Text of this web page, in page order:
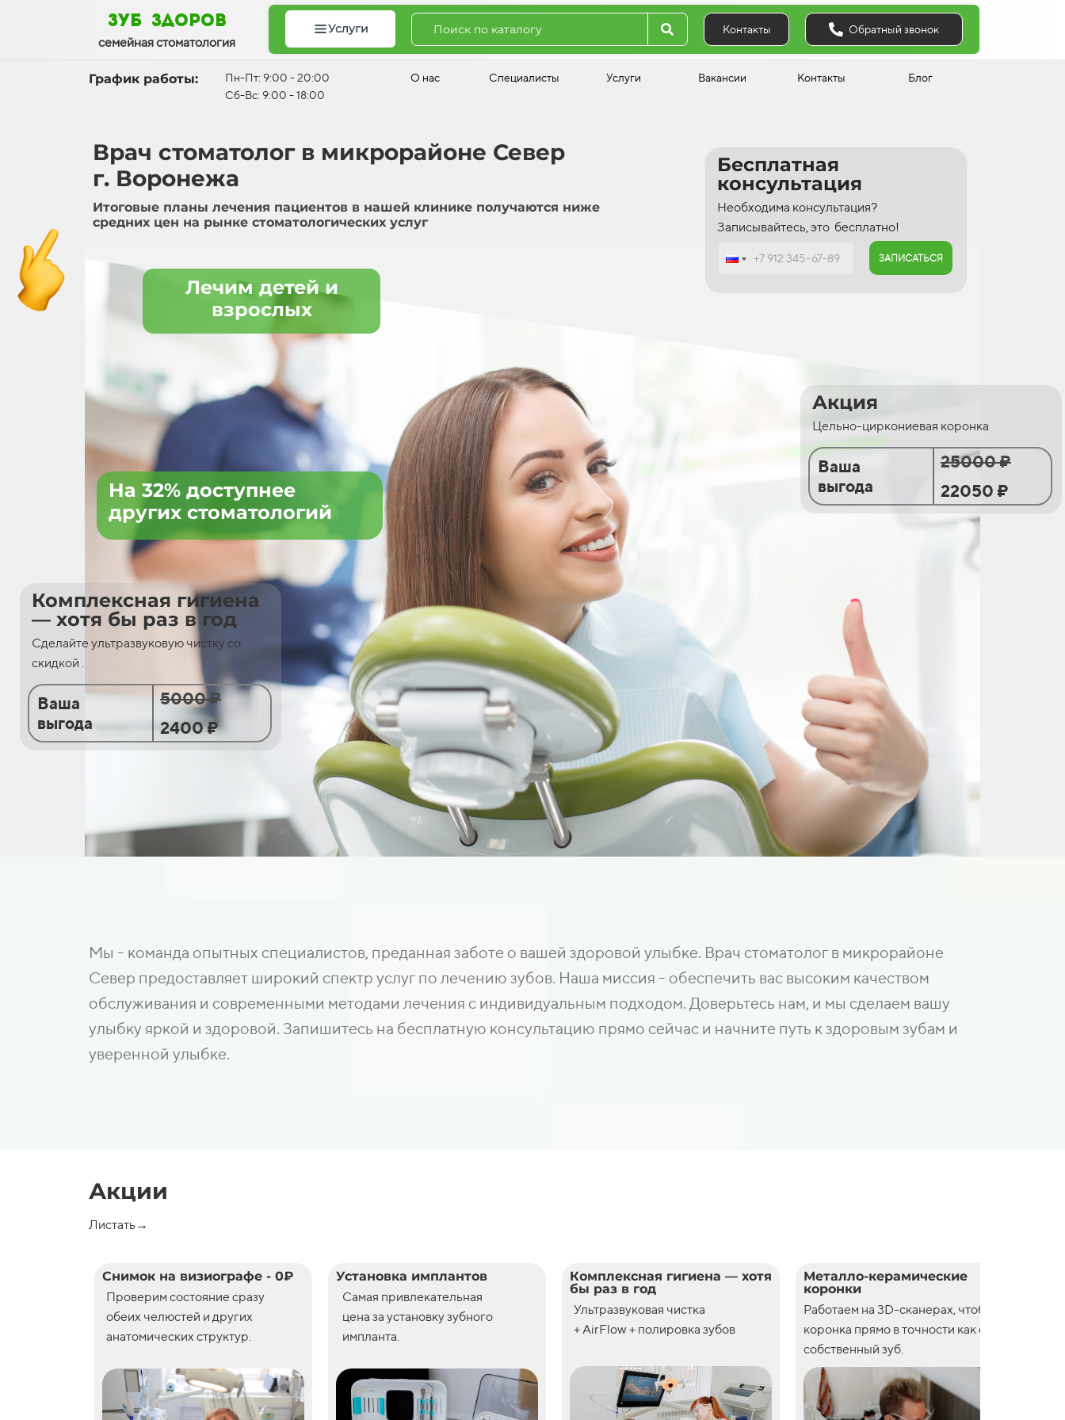
зуб здоров
семейная стоматология
Услуги Контакты Обратный звонок
График работы:
Пн-Пт: 9:00 - 20:00
Сб-Вс: 9:00 - 18:00
О нас Специалисты Услуги Вакансии Контакты Блог
Бесплатная
консультация
Необходима консультация?
Записывайтесь, это бесплатно!
ЗАПИСАТЬСЯ
Акция
Цельно-циркониевая коронка
Ваша
выгода
25000 ₽
22050 ₽
Комплексная гигиена
— хотя бы раз в год
Сделайте ультразвуковую чистку со
скидкой .
Ваша
выгода
5000 ₽
2400 ₽
Лечим детей и
взрослых
Врач стоматолог в микрорайоне Север
г. Воронежа
Итоговые планы лечения пациентов в нашей клинике получаются ниже
средних цен на рынке стоматологических услуг
На 32% доступнее
других стоматологий
Мы - команда опытных специалистов, преданная заботе о вашей здоровой улыбке. Врач стоматолог в микрорайоне
Север предоставляет широкий спектр услуг по лечению зубов. Наша миссия - обеспечить вас высоким качеством
обслуживания и современными методами лечения с индивидуальным подходом. Доверьтесь нам, и мы сделаем вашу
улыбку яркой и здоровой. Запишитесь на бесплатную консультацию прямо сейчас и начните путь к здоровым зубам и
уверенной улыбке.
Акции
Листать→
Снимок на визиографе - 0₽
Проверим состояние сразу
обеих челюстей и других
анатомических структур.
Установка имплантов
Самая привлекательная
цена за установкузубного
импланта.
Комплексная гигиена — хотя
бы раз в год
Ультразвуковая чистка
+ AirFlow + полировка зубов
Металло-керамические
коронки
Работаем на 3D-сканерах, чтобы
коронка прямо в точности как свой
собственный зуб.